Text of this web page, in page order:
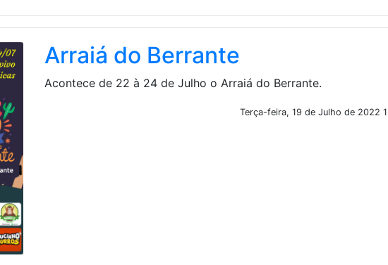
Arraiá do Berrante
Acontece de 22 à 24 de Julho o Arraiá do Berrante.
Terça-feira, 19 de Julho de 2022